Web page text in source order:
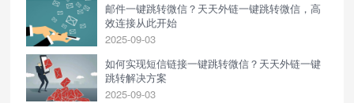
邮件一键跳转微信？天天外链一键跳转微信，高
效连接从此开始
2025-09-03
如何实现短信链接一键跳转微信？天天外链一键
跳转解决方案
2025-09-03